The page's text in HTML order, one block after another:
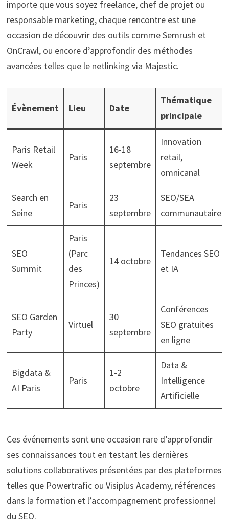
importe que vous soyez freelance, chef de projet ou
responsable marketing, chaque rencontre est une
occasion de découvrir des outils comme Semrush et
OnCrawl, ou encore d’approfondir des méthodes
avancées telles que le netlinking via Majestic.
Évènement Lieu Date
Thématique
principale
Paris Retail
Week
Paris
16-18
septembre
Innovation
retail,
omnicanal
Search en
Seine
Paris
23
septembre
SEO/SEA
communautaire
SEO
Summit
Paris
(Parc
des
Princes)
14 octobre
Tendances SEO
et IA
SEO Garden
Party
Virtuel
30
septembre
Conférences
SEO gratuites
en ligne
Bigdata &
AI Paris
Paris
1-2
octobre
Data &
Intelligence
Artificielle
Ces événements sont une occasion rare d’approfondir
ses connaissances tout en testant les dernières
solutions collaboratives présentées par des plateformes
telles que Powertrafic ou Visiplus Academy, références
dans la formation et l’accompagnement professionnel
du SEO.